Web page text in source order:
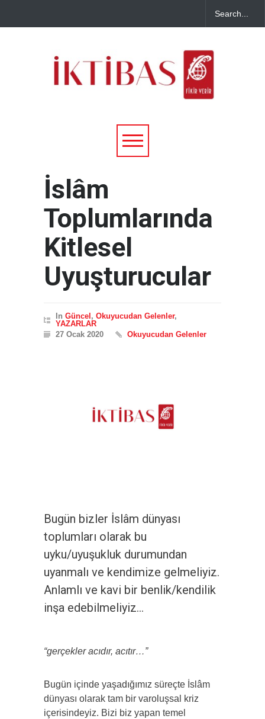
İslâm
Toplumlarında
Kitlesel
Uyuşturucular
In Güncel, Okuyucudan Gelenler,
YAZARLAR
27 Ocak 2020
Okuyucudan Gelenler
Bugün bizler İslâm dünyası
toplumları olarak bu
uyku/uyuşukluk durumundan
uyanmalı ve kendimize gelmeliyiz.
Anlamlı ve kavi bir benlik/kendilik
inşa edebilmeliyiz…
“gerçekler acıdır, acıtır…”
Bugün içinde yaşadığımız süreçte İslâm
dünyası olarak tam bir varoluşsal kriz
içerisindeyiz. Bizi biz yapan temel